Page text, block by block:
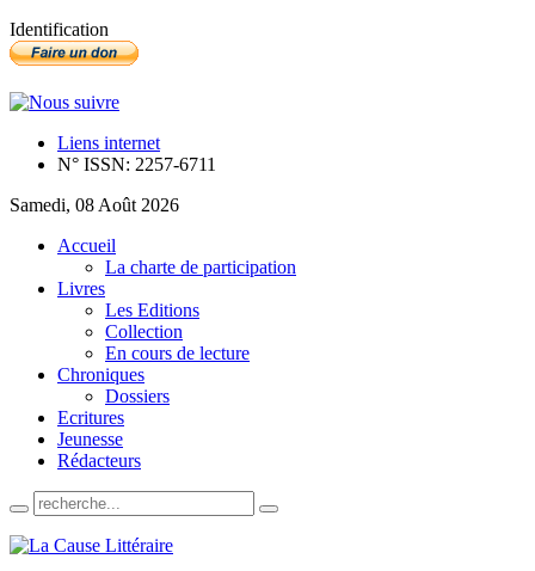
Identification
Liens internet
N° ISSN: 2257-6711
Samedi, 08 Août 2026
Accueil
La charte de participation
Livres
Les Editions
Collection
En cours de lecture
Chroniques
Dossiers
Ecritures
Jeunesse
Rédacteurs